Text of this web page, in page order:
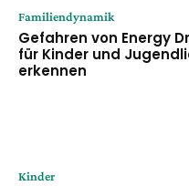
Familiendynamik
Gefahren von Energy
für Kinder und
erkennen
Kinder